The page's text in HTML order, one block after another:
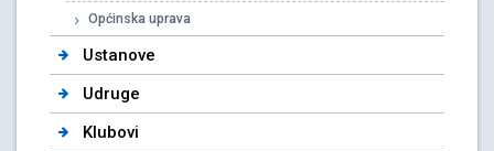
Općinska uprava
Ustanove
Udruge
Klubovi